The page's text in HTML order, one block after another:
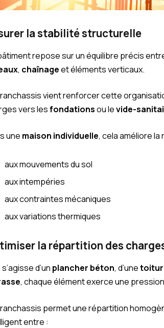
la stabilité structurelle
repose sur un équilibre précis
, chaînageet éléments verticaux.
vient renforcer cette
vers lesfondationsou levide-
une maison individuelle, cela améliore
aux mouvements du sol
aux intempéries
aux contraintes mécaniques
aux variations thermiques
la répartition des
s’agisse d’un plancher béton, d’une
, chaque élément exerce une
permet une répartition
entre :